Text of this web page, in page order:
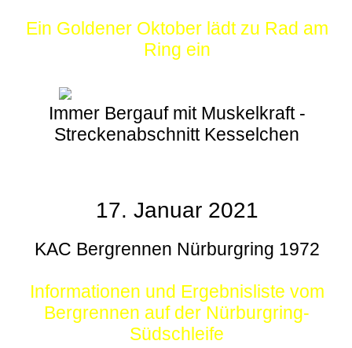
Ein Goldener Oktober lädt zu Rad am
Ring ein
Immer Bergauf mit Muskelkraft -
Streckenabschnitt Kesselchen
17. Januar 2021
KAC Bergrennen Nürburgring 1972
Informationen und Ergebnisliste vom
Bergrennen auf der Nürburgring-
Südschleife